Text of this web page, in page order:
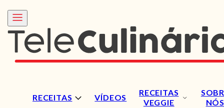
RECEITAS VÍDEOS
RECEITAS
VEGGIE
NÓS